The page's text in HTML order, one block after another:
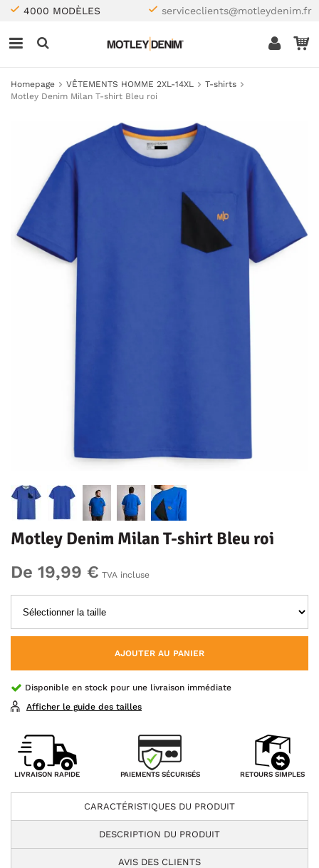
4000 MODÈLES serviceclients@motleydenim.fr
Homepage VÊTEMENTS HOMME 2XL-14XL
T-shirts
Motley Denim Milan T-shirt Bleu roi
Motley Denim Milan T-shirt Bleu roi
De 19,99 € TVA incluse
AJOUTER AU PANIER
Disponible en stock pour une livraison immédiate
Afficher le guide des tailles
LIVRAISON RAPIDE PAIEMENTS SÉCURISÉS RETOURS SIMPLES
CARACTÉRISTIQUES DU PRODUIT
DESCRIPTION DU PRODUIT
AVIS DES CLIENTS